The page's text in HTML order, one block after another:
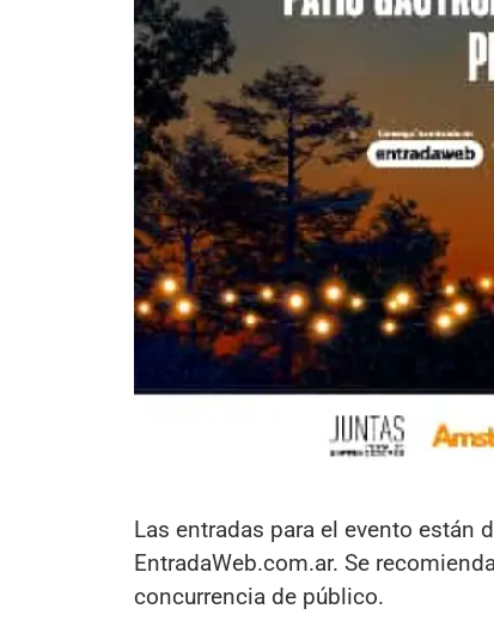
Las entradas para el evento
EntradaWeb.com.ar. Se
concurrencia de público.